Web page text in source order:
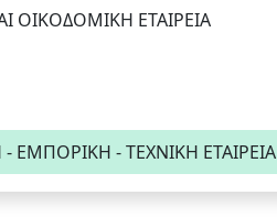
ΟΙΚΟΔΟΜΙΚΗ ΕΤΑΙΡΕΙΑ
- ΤΕΧΝΙΚΗ ΕΤΑΙΡΕΙΑ